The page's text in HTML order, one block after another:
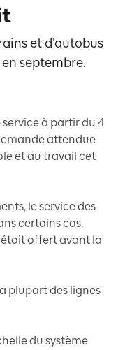
et d’autobus
septembre.
à partir du 4
attendue
et au travail cet
le service des
certains cas,
était offert avant la
plupart des lignes
du système